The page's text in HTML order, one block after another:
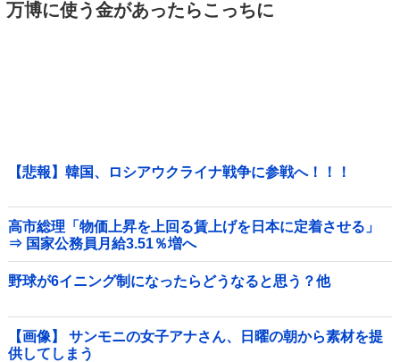
万博に使う金があったらこっちに
【悲報】韓国、ロシアウクライナ戦争に参戦へ！！！
高市総理「物価上昇を上回る賃上げを日本に定着させる」
⇒ 国家公務員月給3.51％増へ
野球が6イニング制になったらどうなると思う？他
【画像】 サンモニの女子アナさん、日曜の朝から素材を提
供してしまう